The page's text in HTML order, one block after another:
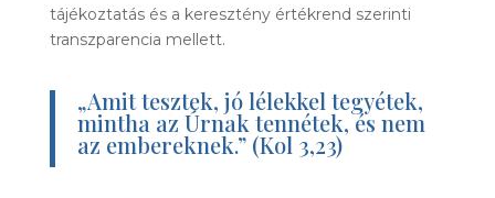
tájékoztatás és a keresztény értékrend szerinti
transzparencia mellett.
„Amit tesztek, jó lélekkel tegyétek,
mintha az Úrnak tennétek, és nem
az embereknek.” (Kol 3,23)